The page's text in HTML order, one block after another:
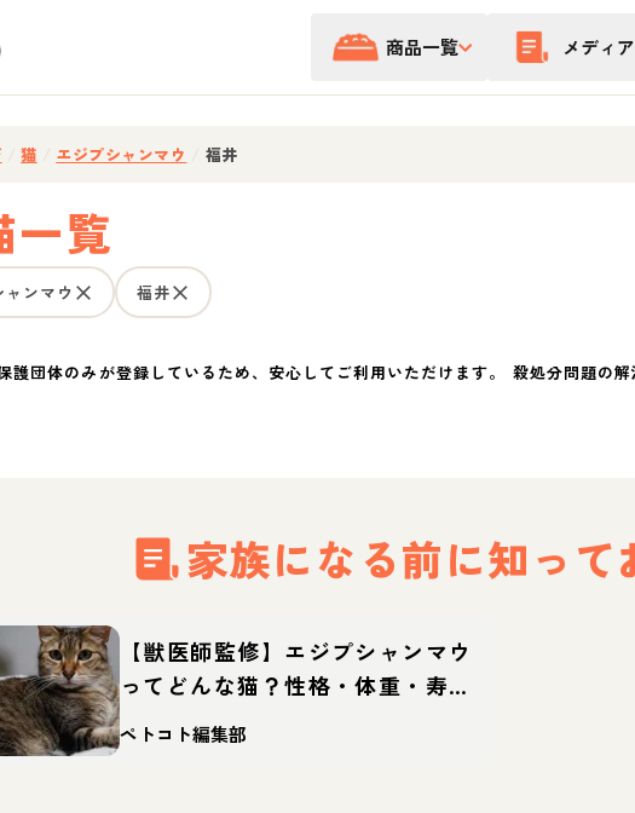
商品一覧 メディア
猫 エジプシャンマウ 福井
一覧
ャンマウ 福井
護団体のみが登録しているため、安心してご利用いただけます。 殺処分問題の
家族になる前に知って
【獣医師監修】エジプシャンマウ
ってどんな猫？性格・体重・寿命
の特徴・迎え方
ペトコト編集部